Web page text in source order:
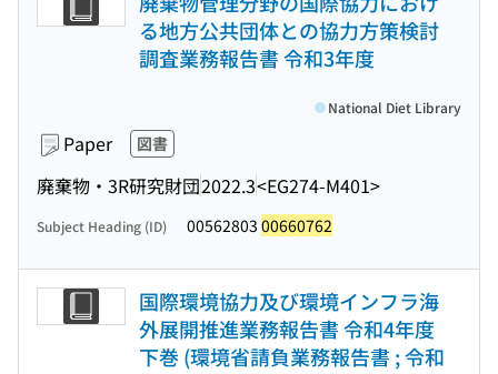
る地方公共団体との協力方策検討
調査業務報告書 令和3年度
Paper 図書
廃棄物・3R研究財団2022.3<EG274-M401>
National Diet Library
Subject Heading (ID) 00562803 00660762
国際環境協力及び環境インフラ海
外展開推進業務報告書 令和4年度
下巻 (環境省請負業務報告書 ; 令和